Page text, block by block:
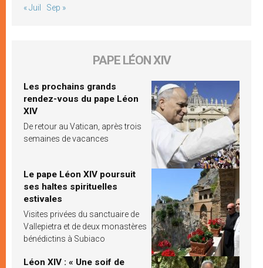
« Juil Sep »
PAPE LÉON XIV
Les prochains grands
rendez-vous du pape Léon
XIV
De retour au Vatican, après trois
semaines de vacances
Le pape Léon XIV poursuit
ses haltes spirituelles
estivales
Visites privées du sanctuaire de
Vallepietra et de deux monastères
bénédictins à Subiaco
Léon XIV : « Une soif de